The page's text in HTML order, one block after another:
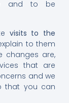
and to be
visits to the
to them
changes are,
that are
and we
that you can